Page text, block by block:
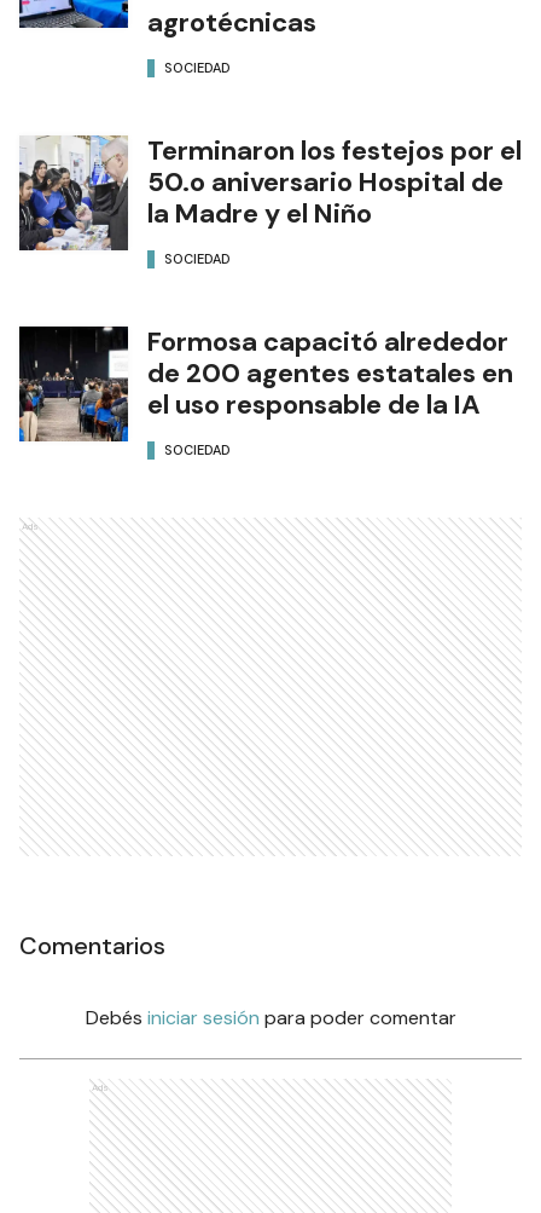
agrotécnicas
SOCIEDAD
Terminaron los festejos por el
50.o aniversario Hospital de
la Madre y el Niño
SOCIEDAD
Formosa capacitó alrededor
de 200 agentes estatales en
el uso responsable de la IA
SOCIEDAD
Ads
Comentarios
Debés iniciar sesión para poder comentar
Ads